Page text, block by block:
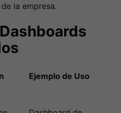
la empresa.
Ejemplo de Uso